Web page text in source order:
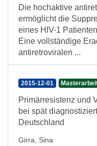
Die hochaktive
ermöglicht die
eines HIV-1
Eine vollständige
antiretroviralen ...
2015-12-01
Primärresistenz und
bei spät
Deutschland
Girra, Sina